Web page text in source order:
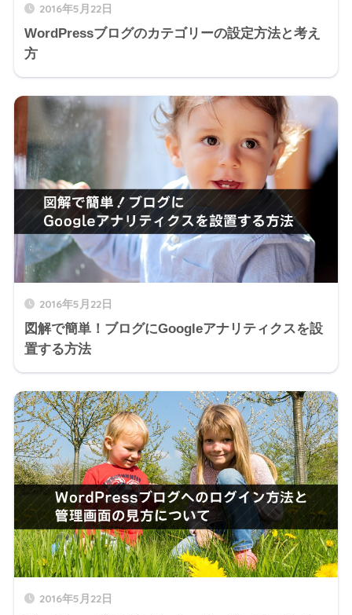
2016年5月22日
WordPressブログのカテゴリーの設定方法と考え
方
2016年5月22日
図解で簡単！ブログにGoogleアナリティクスを設
置する方法
2016年5月22日